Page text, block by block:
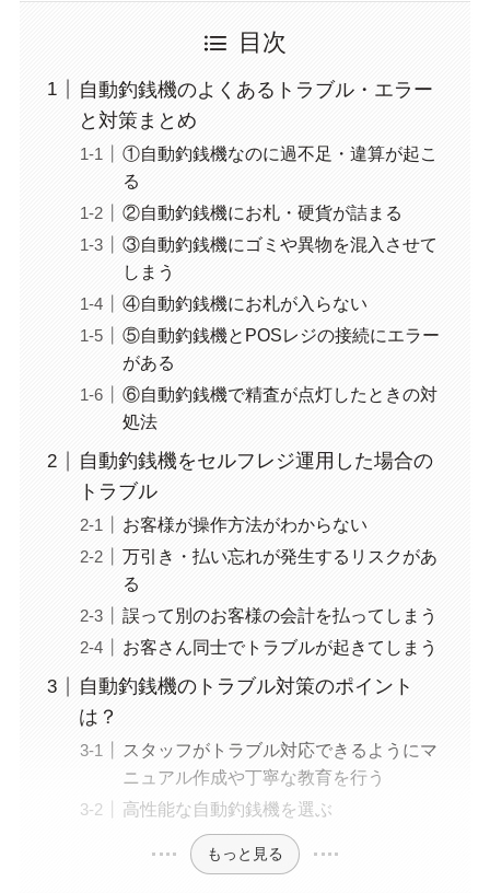
目次
自動釣銭機のよくあるトラブル・エラー
と対策まとめ
①自動釣銭機なのに過不足・違算が起こ
る
②自動釣銭機にお札・硬貨が詰まる
③自動釣銭機にゴミや異物を混入させて
しまう
④自動釣銭機にお札が入らない
⑤自動釣銭機とPOSレジの接続にエラー
がある
⑥自動釣銭機で精査が点灯したときの対
処法
自動釣銭機をセルフレジ運用した場合の
トラブル
お客様が操作方法がわからない
万引き・払い忘れが発生するリスクがあ
る
誤って別のお客様の会計を払ってしまう
お客さん同士でトラブルが起きてしまう
自動釣銭機のトラブル対策のポイント
は？
スタッフがトラブル対応できるようにマ
ニュアル作成や丁寧な教育を行う
高性能な自動釣銭機を選ぶ
もっと見る